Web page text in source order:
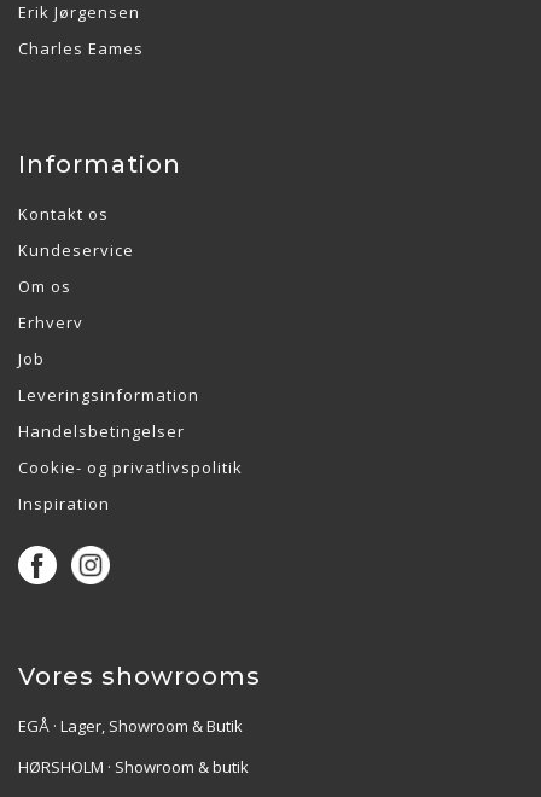
Erik Jørgensen
Charles Eames
Information
Kontakt os
Kundeservice
Om os
Erhverv
Job
Leveringsinformation
Handelsbetingelser
Cookie- og privatlivspolitik
Inspiration
Vores showrooms
EGÅ · Lager, Showroom & Butik
HØRSHOLM · Showroom & butik